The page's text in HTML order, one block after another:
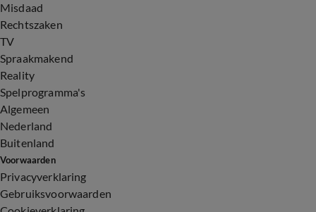
Misdaad
Rechtszaken
TV
Spraakmakend
Reality
Spelprogramma's
Algemeen
Nederland
Buitenland
Voorwaarden
Privacyverklaring
Gebruiksvoorwaarden